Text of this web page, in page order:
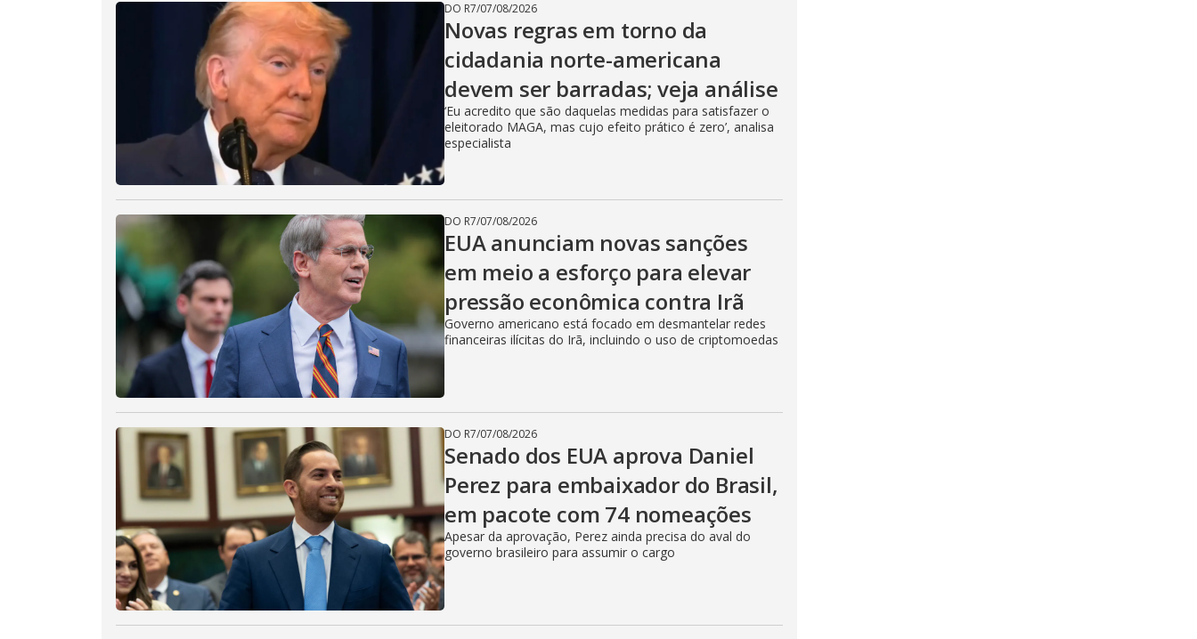
DO R7/07/08/2026
Novas regras em torno da
cidadania norte-americana
devem ser barradas; veja análise
‘Eu acredito que são daquelas medidas para satisfazer o
eleitorado MAGA, mas cujo efeito prático é zero’, analisa
especialista
DO R7/07/08/2026
EUA anunciam novas sanções
em meio a esforço para elevar
pressão econômica contra Irã
Governo americano está focado em desmantelar redes
financeiras ilícitas do Irã, incluindo o uso de criptomoedas
DO R7/07/08/2026
Senado dos EUA aprova Daniel
Perez para embaixador do Brasil,
em pacote com 74 nomeações
Apesar da aprovação, Perez ainda precisa do aval do
governo brasileiro para assumir o cargo